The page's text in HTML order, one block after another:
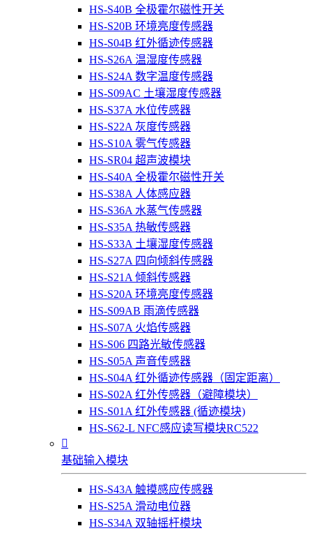
HS-S40B 全极霍尔磁性开关
HS-S20B 环境亮度传感器
HS-S04B 红外循迹传感器
HS-S26A 温湿度传感器
HS-S24A 数字温度传感器
HS-S09AC 土壤湿度传感器
HS-S37A 水位传感器
HS-S22A 灰度传感器
HS-S10A 雾气传感器
HS-SR04 超声波模块
HS-S40A 全极霍尔磁性开关
HS-S38A 人体感应器
HS-S36A 水蒸气传感器
HS-S35A 热敏传感器
HS-S33A 土壤湿度传感器
HS-S27A 四向倾斜传感器
HS-S21A 倾斜传感器
HS-S20A 环境亮度传感器
HS-S09AB 雨滴传感器
HS-S07A 火焰传感器
HS-S06 四路光敏传感器
HS-S05A 声音传感器
HS-S04A 红外循迹传感器（固定距离）
HS-S02A 红外传感器（避障模块）
HS-S01A 红外传感器 (循迹模块)
HS-S62-L NFC感应读写模块RC522

基础输入模块
HS-S43A 触摸感应传感器
HS-S25A 滑动电位器
HS-S34A 双轴摇杆模块